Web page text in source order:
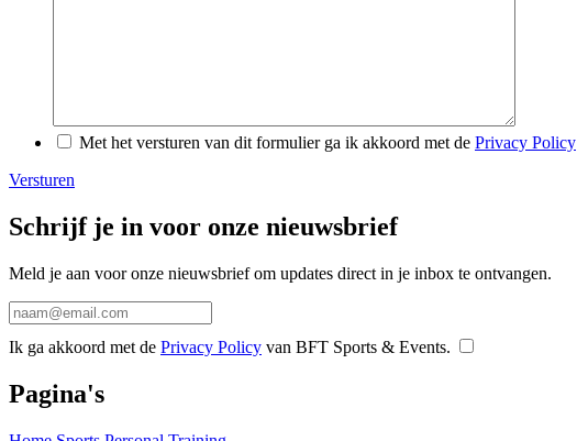
Met het versturen van dit formulier ga ik akkoord met de Privacy Policy
Versturen
Schrijf je in voor onze nieuwsbrief
Meld je aan voor onze nieuwsbrief om updates direct in je inbox te ontvangen.
Ik ga akkoord met de Privacy Policy van BFT Sports & Events.
Pagina's